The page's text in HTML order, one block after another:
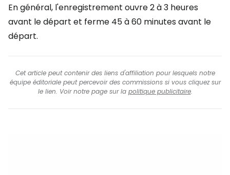
En général, l'enregistrement ouvre 2 à 3 heures
avant le départ et ferme 45 à 60 minutes avant le
départ.
Cet article peut contenir des liens d'affiliation pour lesquels notre
équipe éditoriale peut percevoir des commissions si vous cliquez sur
le lien. Voir notre page sur la politique publicitaire.